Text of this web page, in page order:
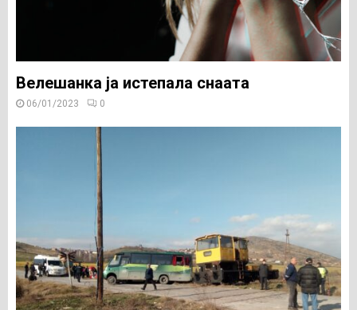
Велешанка ја истепала снаата
06/01/2023 0